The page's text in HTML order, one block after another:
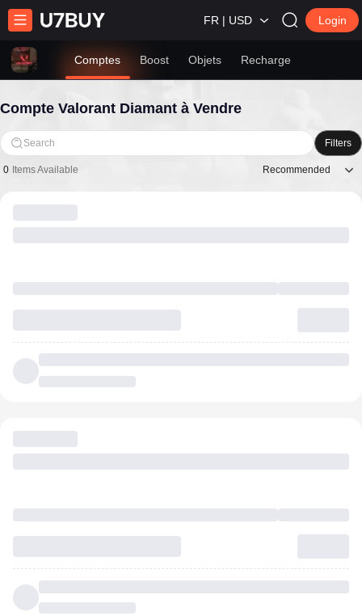
FR | USD Login
Comptes Boost Objets Recharge
Compte Valorant Diamant à Vendre
Search Filters
0 Items Available Recommended